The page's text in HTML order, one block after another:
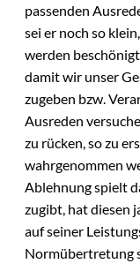
passenden
sei er noch so
werden
damit wir unser
zugeben bzw.
Ausreden
zu rücken, so zu
wahrgenommen
Ablehnung spielt
zugibt, hat diesen
auf seiner
Normübertretung